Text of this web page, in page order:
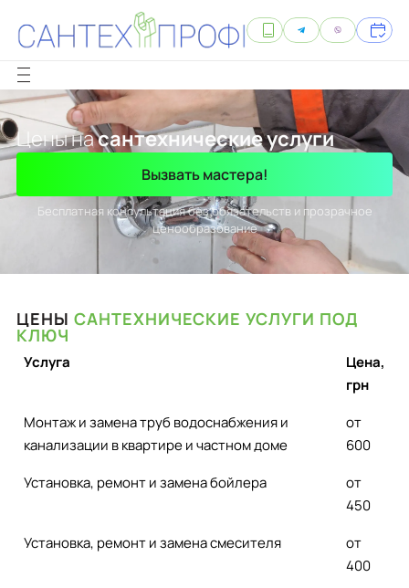
Цены насантехнические услуги
Вызвать мастера!
Бесплатная консультация без обязательств и прозрачное
ценообразование
ЦЕНЫ САНТЕХНИЧЕСКИЕ УСЛУГИ ПОД
КЛЮЧ
Услуга
Цена,
грн
Монтаж и замена труб водоснабжения и
канализации в квартире и частном доме
от
600
Установка, ремонт и замена бойлера
от
450
Установка, ремонт и замена смесителя
от
400